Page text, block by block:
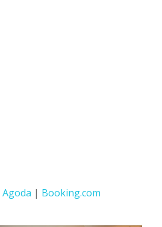
Agoda | Booking.com